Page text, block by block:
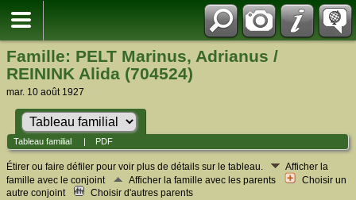
Famille: PELT Marinus, Adrianus /
REININK Alida (704524)
mar. 10 août 1927
Tableau familial PDF
Étirer ou faire défiler pour voir plus de détails sur le tableau.
Afficher la
famille avec le conjoint
Afficher la famille avec les parents
Choisir un
autre conjoint
Choisir d'autres parents